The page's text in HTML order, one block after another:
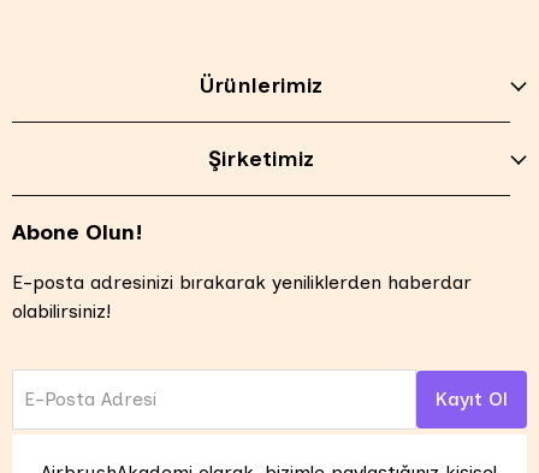
Ürünlerimiz
Şirketimiz
Abone Olun!
E-posta adresinizi bırakarak yeniliklerden haberdar
olabilirsiniz!
E-Posta Adresi Kayıt Ol